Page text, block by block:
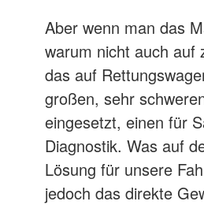
Aber wenn man das
warum nicht auch auf
das auf
großen, sehr
eingesetzt, einen für
Diagnostik. Was auf
Lösung für unsere
jedoch das direkte